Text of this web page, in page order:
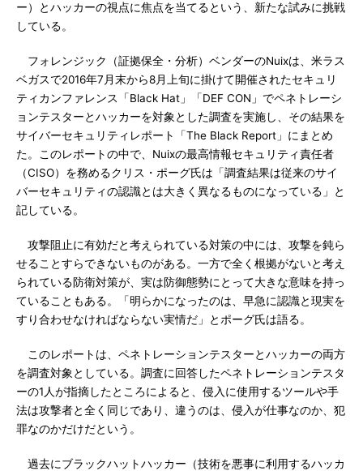
ー）とハッカーの視点に焦点を当てるという、新たな試みに挑戦
している。
フォレンジック（証拠保全・分析）ベンダーのNuixは、米ラス
ベガスで2016年7月末から8月上旬に掛けて開催されたセキュリ
ティカンファレンス「Black Hat」「DEF CON」でペネトレーシ
ョンテスターとハッカーを対象とした調査を実施し、その結果を
サイバーセキュリティレポート「The Black Report」にまとめ
た。このレポートの中で、Nuixの最高情報セキュリティ責任者
（CISO）を務めるクリス・ポーグ氏は「調査結果は従来のサイ
バーセキュリティの認識とは大きく異なるものになっている」と
記している。
攻撃阻止に有効だと考えられている対策の中には、攻撃を鈍ら
せることすらできないものがある。一方で全く根拠がないと考え
られている防衛対策が、実は防御態勢にとって大きな意味を持っ
ていることもある。「明らかになったのは、早急に認識と現実を
すり合わせなければならない実情だ」とポーグ氏は語る。
このレポートは、ペネトレーションテスターとハッカーの両方
を調査対象としている。調査に回答したペネトレーションテスタ
ーの1人が指摘したところによると、侵入に使用するツールや手
法は攻撃者と全く同じであり、違うのは、侵入が仕事なのか、犯
罪なのかだけだという。
過去にブラックハットハッカー（技術を悪事に利用するハッカ